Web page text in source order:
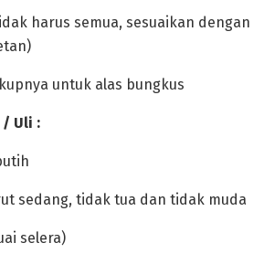
harus semua, sesuaikan dengan
untuk alas bungkus
/ Uli :
sedang, tidak tua dan tidak muda
selera)